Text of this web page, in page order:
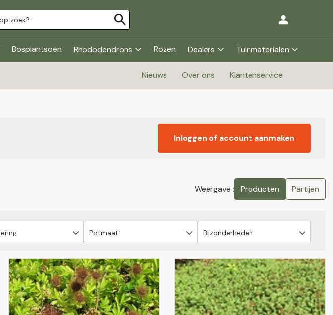
Bosplantsoen Rhododendrons Rozen Dealers Tuinmaterialen
Nieuws Over ons Klantenservice
Inloggen of account aanmaken
Weergave : Producten Partijen